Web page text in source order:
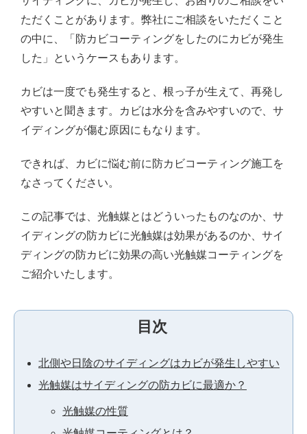
ただくことがあります。弊社にご相談をいただくこと
の中に、「防カビコーティングをしたのにカビが発生
した」というケースもあります。
カビは一度でも発生すると、根っ子が生えて、再発し
やすいと聞きます。カビは水分を含みやすいので、サ
イディングが傷む原因にもなります。
できれば、カビに悩む前に防カビコーティング施工を
なさってください。
この記事では、光触媒とはどういったものなのか、サ
イディングの防カビに光触媒は効果があるのか、サイ
ディングの防カビに効果の高い光触媒コーティングを
ご紹介いたします。
目次
北側や日陰のサイディングはカビが発生しやすい
光触媒はサイディングの防カビに最適か？
光触媒の性質